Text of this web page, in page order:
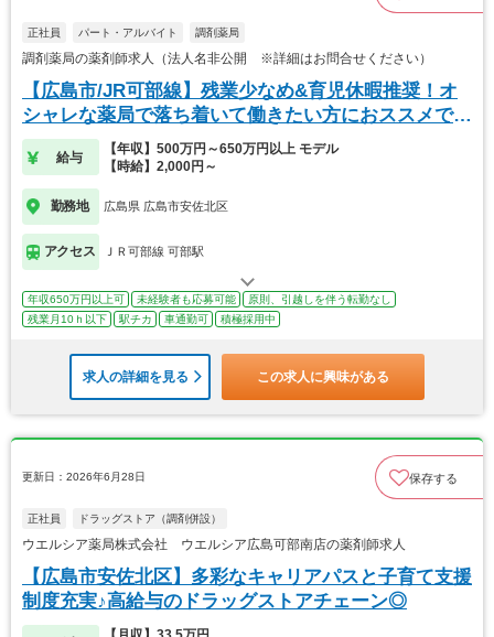
正社員 パート・アルバイト 調剤薬局
調剤薬局の薬剤師求人（法人名非公開 ※詳細はお問合せください）
【広島市/JR可部線】残業少なめ&育児休暇推奨！オ
シャレな薬局で落ち着いて働きたい方におススメです
♪
給与
【年収】500万円～650万円以上 モデル
【時給】2,000円～
勤務地 広島県 広島市安佐北区
アクセス ＪＲ可部線 可部駅
年収650万円以上可 未経験者も応募可能
原則、引越しを伴う転勤なし
残業月10ｈ以下
駅チカ 車通勤可 積極採用中
求人の詳細を見る この求人に興味がある
更新日：2026年6月28日 保存する
正社員 ドラッグストア（調剤併設）
ウエルシア薬局株式会社 ウエルシア広島可部南店の薬剤師求人
【広島市安佐北区】多彩なキャリアパスと子育て支援
制度充実♪高給与のドラッグストアチェーン◎